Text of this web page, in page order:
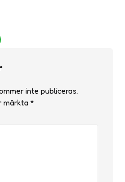
inte publiceras.
märkta *